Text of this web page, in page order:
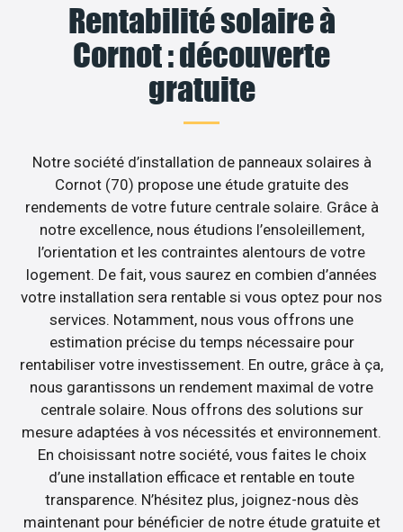
Rentabilité solaire à
Cornot : découverte
gratuite
Notre société d’installation de panneaux solaires à
Cornot (70) propose une étude gratuite des
rendements de votre future centrale solaire. Grâce à
notre excellence, nous étudions l’ensoleillement,
l’orientation et les contraintes alentours de votre
logement. De fait, vous saurez en combien d’années
votre installation sera rentable si vous optez pour nos
services. Notamment, nous vous offrons une
estimation précise du temps nécessaire pour
rentabiliser votre investissement. En outre, grâce à ça,
nous garantissons un rendement maximal de votre
centrale solaire. Nous offrons des solutions sur
mesure adaptées à vos nécessités et environnement.
En choisissant notre société, vous faites le choix
d’une installation efficace et rentable en toute
transparence. N’hésitez plus, joignez-nous dès
maintenant pour bénéficier de notre étude gratuite et